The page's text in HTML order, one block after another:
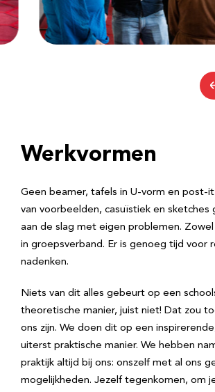
Werkvormen
Geen beamer, tafels in U-vorm en post-
van voorbeelden, casuïstiek en sketches
aan de slag met eigen problemen. Zowel
in groepsverband. Er is genoeg tijd voor
nadenken.
Niets van dit alles gebeurt op een
theoretische manier, juist niet! Dat zou
ons zijn. We doen dit op een
uiterst praktische manier. We hebben
praktijk altijd bij ons: onszelf met al ons
mogelijkheden. Jezelf tegenkomen, om